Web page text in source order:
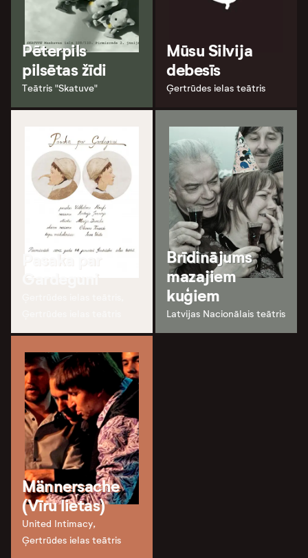
Pēterpils
pilsētas žīdi
Teātris "Skatuve"
Mūsu Silvija
debesīs
Ģertrūdes ielas teātris
Pasaka par
Brīdinājums
mazajiem
kuģiem
Latvijas Nacionālais teātris
Männersache
(Vīru lietas)
United Intimacy,
Ģertrūdes ielas teātris